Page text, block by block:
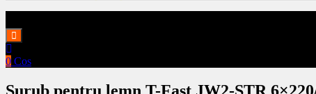
0 Cos
Surub pentru lemn T-Fast JW2-STR